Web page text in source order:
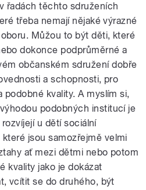
řadách těchto sdruženích
třeba nemají nějaké výrazné
Můžou to být děti, které
dokonce podprůměrné a
občanském sdružení dobře
a schopnosti, pro
kvality. A myslím si,
podobných institucí je
u dětí sociální
jsou samozřejmě velmi
ať mezi dětmi nebo potom
kvality jako je dokázat
vcítit se do druhého, být